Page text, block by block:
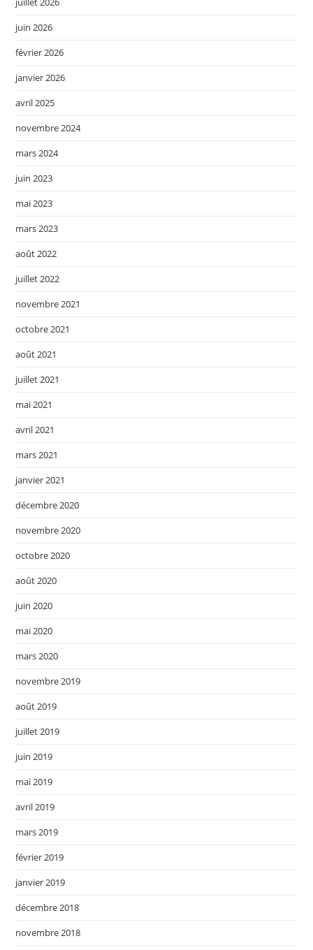
juin 2026
février 2026
janvier 2026
avril 2025
novembre 2024
mars 2024
juin 2023
mai 2023
mars 2023
août 2022
juillet 2022
novembre 2021
octobre 2021
août 2021
juillet 2021
mai 2021
avril 2021
mars 2021
janvier 2021
décembre 2020
novembre 2020
octobre 2020
août 2020
juin 2020
mai 2020
mars 2020
novembre 2019
août 2019
juillet 2019
juin 2019
mai 2019
avril 2019
mars 2019
février 2019
janvier 2019
décembre 2018
novembre 2018